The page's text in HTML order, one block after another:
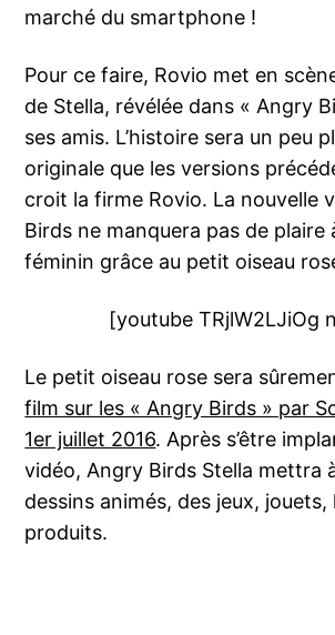
marché du smartphone !
Pour ce faire, Rovio met en
de Stella, révélée dans « Angry
ses amis. L’histoire sera un peu
originale que les versions
croit la firme Rovio. La nouvelle
Birds ne manquera pas de plaire
féminin grâce au petit oiseau
[youtube TRjlW2LJiOg
Le petit oiseau rose sera
film sur les « Angry Birds » par
1er juillet 2016. Après s’être
vidéo, Angry Birds Stella mettra
dessins animés, des jeux,
produits.